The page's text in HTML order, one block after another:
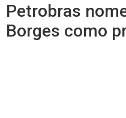
Petrobras
Borges como